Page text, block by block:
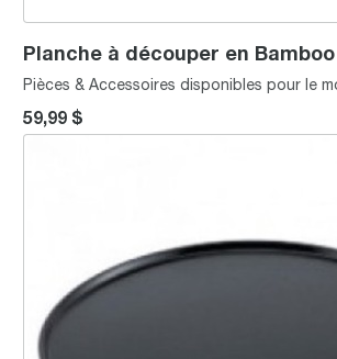
Planche à découper en Bamboo
Pièces & Accessoires disponibles pour le
59,99 $
Plaque à Pizza 11''